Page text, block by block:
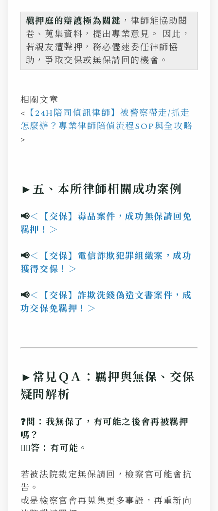
羈押庭的辯護極為關鍵 ，律師能協助閱
卷、蒐集資料，提出專業意見。 因此，
若親友遭聲押，務必儘速委任律師協
助，爭取交保或無保請回的機會。
相關文章
< 【24H陪同偵訊律師】被警察帶走/抓走
怎麼辦？專業律師陪偵流程SOP與全攻略
>
►五、本所律師相關成功案例
📢＜
【交保】毒品案件，成功無保請回免
羈押！ ＞
📢＜
【交保】電信詐欺犯罪組織案，成功
獲得交保！ ＞
📢＜
【交保】詐欺洗錢偽造文書案件，成
功交保免羈押！ ＞
►常見ＱＡ：羈押與無保、交保
疑問解析
❓問：我無保了，有可能之後會再被羈押
嗎？
💁‍♂️答：有可能。
若被法院裁定無保請回，檢察官可能會抗
告。
或是檢察官會再蒐集更多事證，再重新向